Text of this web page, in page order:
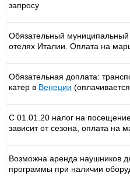
запросу
Обязательный
отелях Италии. Оплата на
Обязательная доплата:
катер в Венеции
С 01.01.20 налог на
зависит от сезона, оплата на
Возможна аренда наушников
программы при наличии